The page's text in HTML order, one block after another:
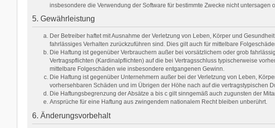
insbesondere die Verwendung der Software für bestimmte Zwecke nicht untersagen
5. Gewährleistung
Der Betreiber haftet mit Ausnahme der Verletzung von Leben, Körper und
fahrlässiges Verhalten zurückzuführen sind. Dies gilt auch für mittelbare
Die Haftung ist gegenüber Verbrauchern außer bei vorsätzlichem oder grob
Vertragspflichten (Kardinalpflichten) auf die bei Vertragsschluss typischerweise
mittelbare Folgeschäden wie insbesondere entgangenen Gewinn.
Die Haftung ist gegenüber Unternehmern außer bei der Verletzung von Leben,
vorhersehbaren Schäden und im Übrigen der Höhe nach auf die vertragstypischen
Die Haftungsbegrenzung der Absätze a bis c gilt sinngemäß auch zugunsten der
Ansprüche für eine Haftung aus zwingendem nationalem Recht bleiben unberührt.
6. Änderungsvorbehalt